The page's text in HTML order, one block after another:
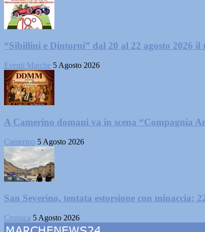
“Sibillini e Dintorni” dal 20 al 22 agosto 2026 il
Eventi Marche 5 Agosto 2026
A Camerino domani va in scena “Compagnia
Camerino 5 Agosto 2026
San Severino, tentata estorsione con minaccia:
Cronaca 5 Agosto 2026